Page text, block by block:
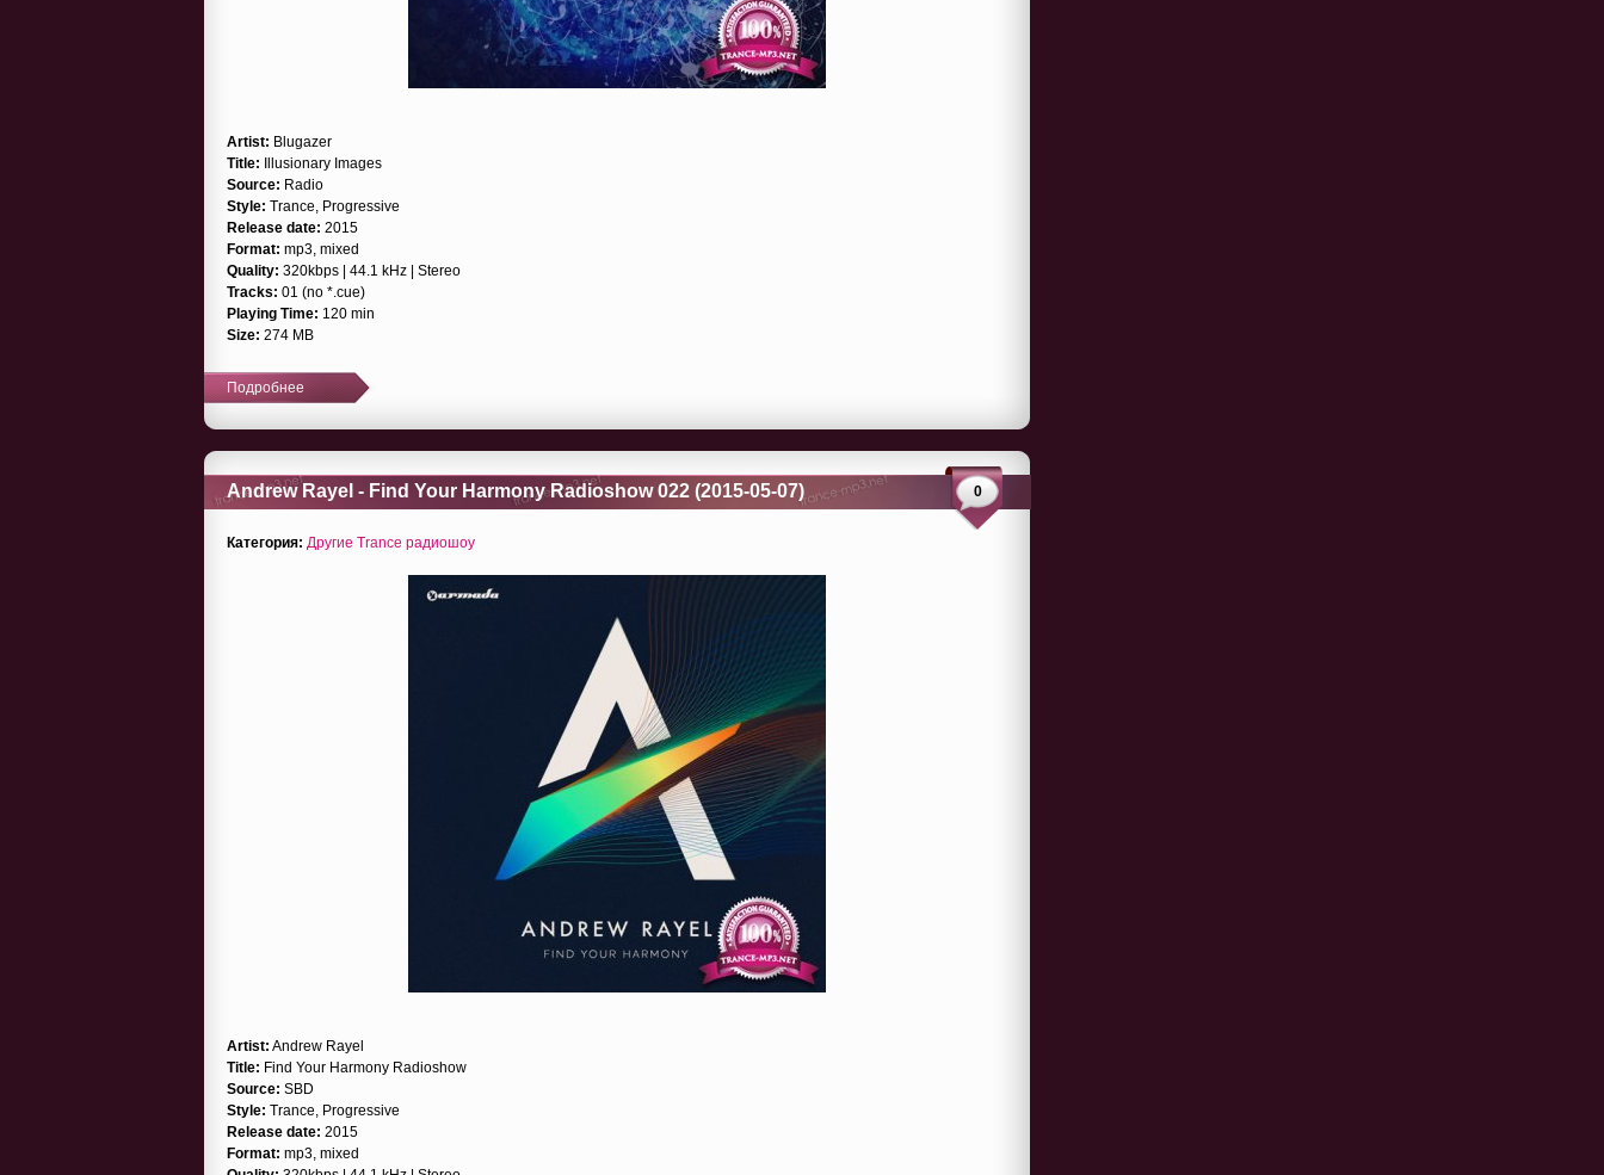
Artist: Blugazer
Title: Illusionary Images
Source: Radio
Style: Trance, Progressive
Release date: 2015
Format: mp3, mixed
Quality: 320kbps | 44.1 kHz | Stereo
Tracks: 01 (no *.cue)
Playing Time: 120 min
Size: 274 MB
Подробнее
Andrew Rayel - Find Your Harmony Radioshow 022 (2015-05-07) 0
Категория: Другие Trance радиошоу
Artist: Andrew Rayel
Title: Find Your Harmony Radioshow
Source: SBD
Style: Trance, Progressive
Release date: 2015
Format: mp3, mixed